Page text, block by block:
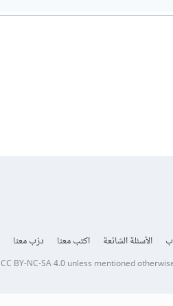
الأسئلة الشائعة اكتب معنا درّب معنا
CC BY-NC-SA 4.0unless mentioned